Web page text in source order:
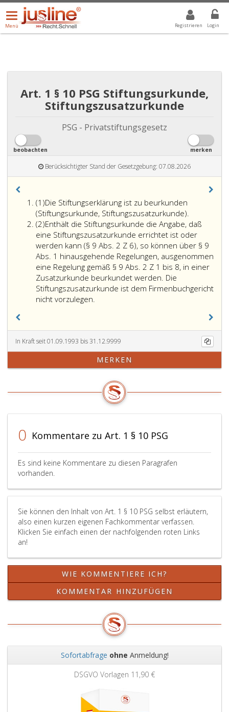
Registrieren Login
Menü
öffnen/schließen
Menü
ALLE DROPDOWN: GEWÄHLTER WERT IST ALLE
Art. 1 § 10 PSG Stiftungsurkunde,
Stiftungszusatzurkunde
PSG - Privatstiftungsgesetz
beobachten merken
Berücksichtigter Stand der Gesetzgebung: 07.08.2026
(1)Absatz
eins
Die Stiftungserklärung ist zu beurkunden
(Stiftungsurkunde, Stiftungszusatzurkunde).
(2)Absatz
2
Enthält die Stiftungsurkunde die Angabe, daß
eine Stiftungszusatzurkunde errichtet ist oder
werden kann (§ 9 Abs. 2 Z 6), so können über § 9
Abs. 1 hinausgehende Regelungen, ausgenommen
eine Regelung gemäß § 9 Abs. 2 Z 1 bis 8, in einer
Zusatzurkunde beurkundet werden. Die
Stiftungszusatzurkunde ist dem Firmenbuchgericht
nicht vorzulegen.
die
Angabe,
daß
eine
errichtet
ist
oder
werden
(Paragraph
Absatz
6,),
können
über
Paragraph
Absatz
eins,
hinausgehende
Regelungen,
ausgenommen
Regelung
gemäß
9,
Absatz
2,
bis
In Kraft seit 01.09.1993 bis 31.12.9999
MERKEN
0 Kommentare zu Art. 1 § 10 PSG
Es sind keine Kommentare zu diesen Paragrafen
vorhanden.
Sie können den Inhalt von Art. 1 § 10 PSG selbst erläutern,
also einen kurzen eigenen Fachkommentar verfassen.
Klicken Sie einfach einen der nachfolgenden roten Links
an!
WIE KOMMENTIERE ICH?
KOMMENTAR HINZUFÜGEN
Sofortabfrage ohne Anmeldung!
DSGVO Vorlagen 11,90 €